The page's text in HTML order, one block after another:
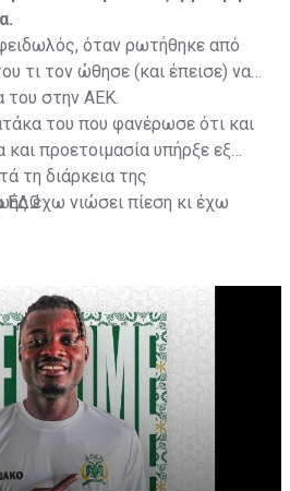
όταν ρωτήθηκε από
τι τον ώθησε (και έπεισε) να
του στην ΑΕΚ.
του που φανέρωσε ότι και
και προετοιμασία υπήρξε εξ
τη διάρκεια της
έχω νιώσει πίεση κι έχω
ΕΔΩ